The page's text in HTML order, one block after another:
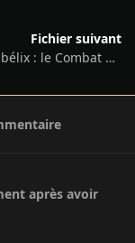
Fichier suivant
Astérix & Obélix : le Combat des Chefs - Saison 1 - 2025
après avoir